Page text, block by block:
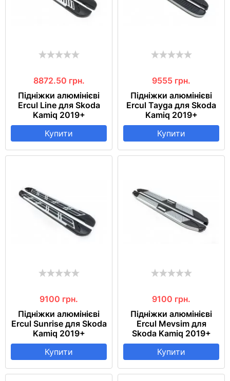
8872.50 грн.
Підніжки алюмінієві
Ercul Line для Skoda
Kamiq 2019+
Купити
9555 грн.
Підніжки алюмінієві
Ercul Tayga для Skoda
Kamiq 2019+
Купити
9100 грн.
Підніжки алюмінієві
Ercul Sunrise для Skoda
Kamiq 2019+
Купити
9100 грн.
Підніжки алюмінієві
Ercul Mevsim для
Skoda Kamiq 2019+
Купити